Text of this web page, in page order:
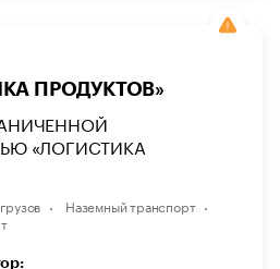
ПРОДУКТОВ»
«ЛОГИСТИКА
Наземный транспорт